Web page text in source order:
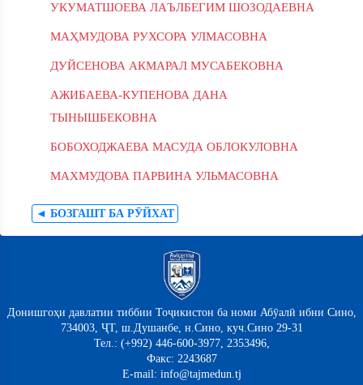
УКУМАТШОЕВА ЛАЪЛБЕГИМ ШОЗОДАЕВНА
МАҲМУДОВА РУХСОРА УЛМАСОВНА
ДУЙСЕНОВА АКМАРАЛ МУСАБЕКОВНА
АЖИБАЕВА-КУПЕНОВА ДАНА
ТЫНЫШБЕКОВНА
БОБОХОДЖАЕВА МАСУДА ОБЛОКУЛОВНА
МАХМУДОВА ПАРВИНА УЛЬМАСОВНА
◄ БОЗГАШТ БА РӮЙХАТ
Донишгоҳи давлатии тиббии Тоҷикистон ба номи Абӯалӣ ибни Сино,
734003, ҶТ, ш.Душанбе, н.Сино, куч.Сино 29-31
Тел.: (+992) 446-600-3977, 2353496,
Факс: 2243687
E-mail: info@tajmedun.tj